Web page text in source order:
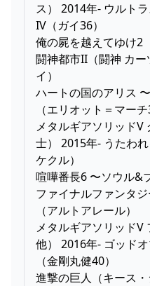
ス） 2014年- ウルト
IV（ガイ36）
俺の屍を越えてゆけ2
闘神都市II（闘神 カ
イ）
ハートの国のアリス
（エリオット＝マーチ
メタルギアソリッドV
士） 2015年- うたわ
ケクル）
喧嘩番長6 〜ソウル&
ファイナルファンタ
（アルトアレール）
メタルギアソリッドV
他） 2016年- ゴッド
（金剛丸健40）
進撃の巨人（キース・